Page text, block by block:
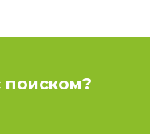
поиском?